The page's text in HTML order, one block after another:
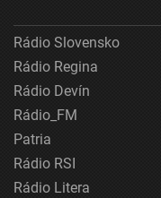
Rádio Slovensko
Rádio Regina
Rádio Devín
Rádio_FM
Patria
Rádio RSI
Rádio Litera